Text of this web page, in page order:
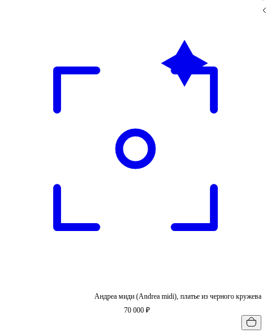
Андреа миди (Andrea midi), платье из черного кружева
70 000 ₽